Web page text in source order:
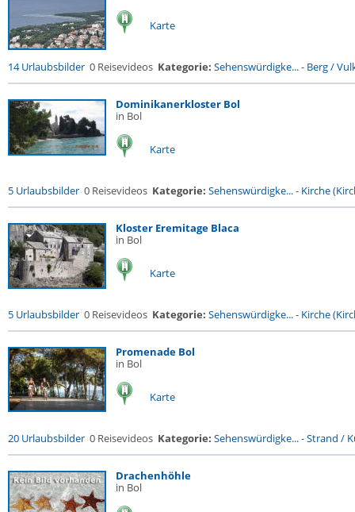
Karte
14 Urlaubsbilder 0 Reisevideos Kategorie: Sehenswürdigke...- Berg /
Dominikanerkloster Bol
in Bol
Karte
5 Urlaubsbilder 0 Reisevideos Kategorie: Sehenswürdigke...- Kirche
Kloster Eremitage Blaca
in Bol
Karte
5 Urlaubsbilder 0 Reisevideos Kategorie: Sehenswürdigke...- Kirche
Promenade Bol
in Bol
Karte
20 Urlaubsbilder 0 Reisevideos Kategorie: Sehenswürdigke...-Strand /
Drachenhöhle
in Bol